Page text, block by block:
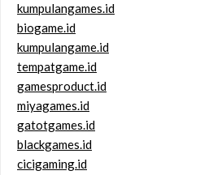
kumpulangames.id
biogame.id
kumpulangame.id
tempatgame.id
gamesproduct.id
miyagames.id
gatotgames.id
blackgames.id
cicigaming.id